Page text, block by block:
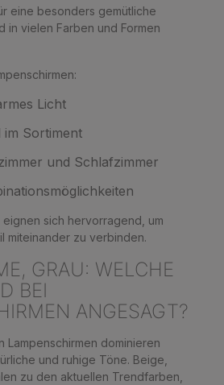
eine besonders gemütliche
in vielen Farben und Formen
Licht
Sortiment
und Schlafzimmer
eignen sich hervorragend, um
miteinander zu verbinden.
GRAU: WELCHE
BEI
ANGESAGT?
Lampenschirmen dominieren
und ruhige Töne. Beige,
zu den aktuellen Trendfarben,